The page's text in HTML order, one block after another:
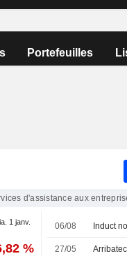
Portefeuilles
d'assistance aux
1 janv.
%
06/08
27/05